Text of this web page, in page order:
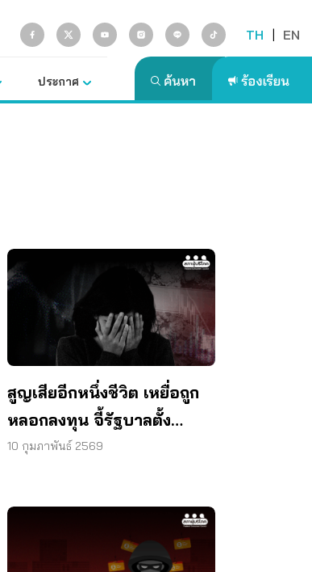
TH | EN
ประกาศ
สูญเสียอีกหนึ่งชีวิต เหยื่อถูก
หลอกลงทุน จี้รัฐบาลตั้ง
กองทุนเยียวยา
10 กุมภาพันธ์ 2569